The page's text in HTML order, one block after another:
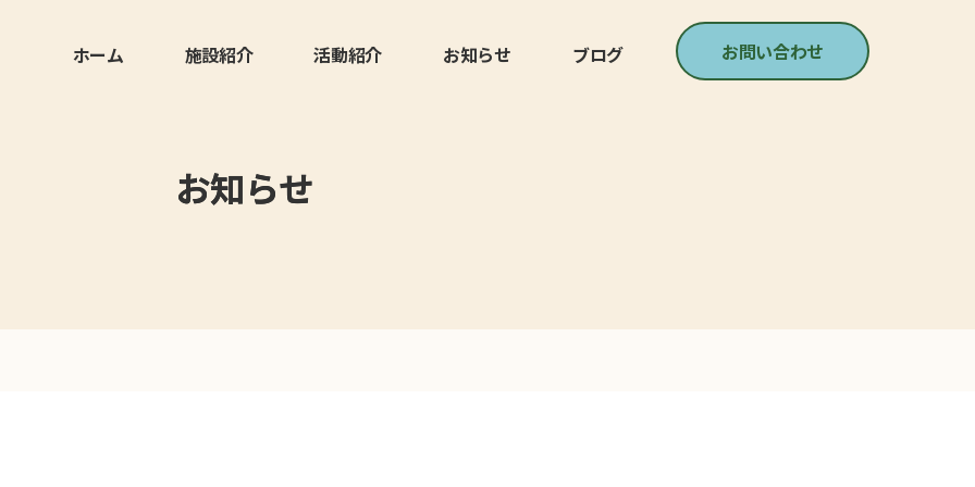
ホーム 施設紹介 活動紹介 お知らせ ブログ お問い合わせ
お知らせ